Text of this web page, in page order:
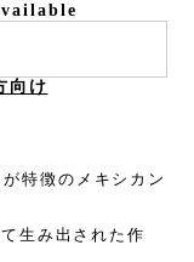
向け
特徴のメキシカン
生み出された作